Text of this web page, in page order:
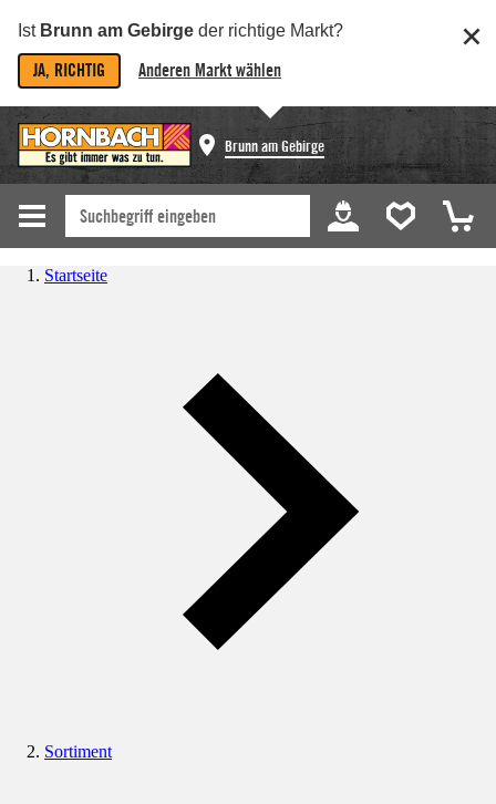
Ist Brunn am Gebirge der richtige Markt?
JA, RICHTIG Anderen Markt wählen
Brunn am Gebirge
Startseite
Sortiment